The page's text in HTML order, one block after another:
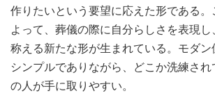
作りたいという要望に応えた形である
よって、葬儀の際に自分らしさを表現
称える新たな形が生まれている。モダ
シンプルでありながら、どこか洗練され
の人が手に取りやすい。